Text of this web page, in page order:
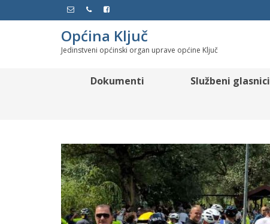
Općina Ključ
Jedinstveni općinski organ uprave općine Ključ
Dokumenti Službeni glasnici